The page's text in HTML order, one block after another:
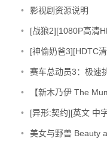
• 影视剧资源说明
• [战狼2][1080P高清HD/
• [神偷奶爸3][HDTC清晰版/国
• 赛车总动员3：极速
• 【新木乃伊 The Mummy
• [异形:契约][英文 中字
• 美女与野兽 Beauty and